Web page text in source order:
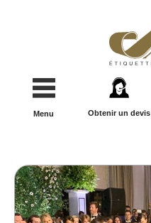
Menu Obtenir un devis